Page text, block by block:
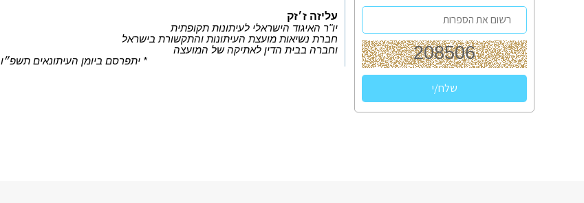
עליזה ז׳זק
יו"ר האיגוד הישראלי לעיתונות תקופתית
חברת נשיאות מועצת העיתונות והתקשורת בישראל
וחברה בבית הדין לאתיקה של המועצה
* יתפרסם ביומן העיתונאים תשפ״ו